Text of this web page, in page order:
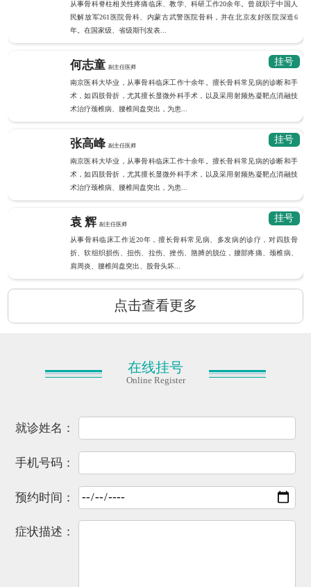
从事骨科脊柱相关性疼痛临床、教学、科研工作20余年。曾就职于中国人
民解放军261医院骨科、内蒙古武警医院骨科，并在北京友好医院深造6
年。在国家级、省级期刊发表...
何志童 副主任医师
南京医科大毕业，从事骨科临床工作十余年。擅长骨科常见病的诊断和手
术，如四肢骨折，尤其擅长显微外科手术，以及采用射频热凝靶点消融技
术治疗颈椎病、腰椎间盘突出，为患...
挂号
张高峰 副主任医师
南京医科大毕业，从事骨科临床工作十余年。擅长骨科常见病的诊断和手
术，如四肢骨折，尤其擅长显微外科手术，以及采用射频热凝靶点消融技
术治疗颈椎病、腰椎间盘突出，为患...
挂号
袁 辉 副主任医师
从事骨科临床工作近20年，擅长骨科常见病、多发病的诊疗，对四肢骨
折、软组织损伤、扭伤、拉伤、挫伤、胳膊的脱位，腰部疼痛、颈椎病、
肩周炎、腰椎间盘突出、股骨头坏...
挂号
点击查看更多
在线挂号
Online Register
就诊姓名：
手机号码：
预约时间：
症状描述：